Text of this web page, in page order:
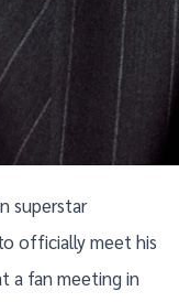
superstar
officially meet his
a fan meeting in